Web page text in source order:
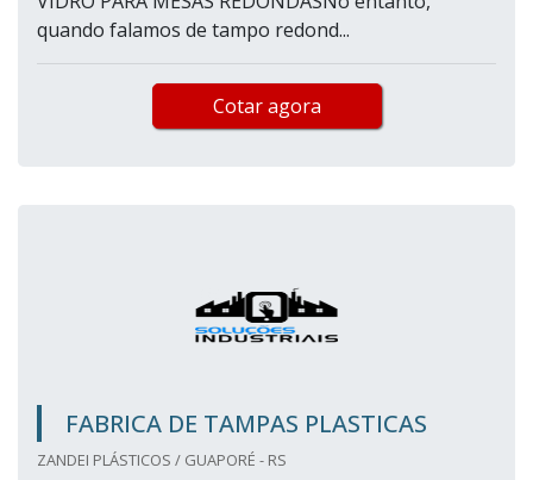
quando falamos de tampo redond...
Cotar agora
FABRICA DE TAMPAS PLASTICAS
ZANDEI PLÁSTICOS / GUAPORÉ - RS